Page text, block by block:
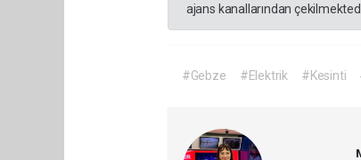
ajans kanallarından
#Gebze #Elektrik #Kesinti